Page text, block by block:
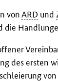
vonARD und
die
des ersten